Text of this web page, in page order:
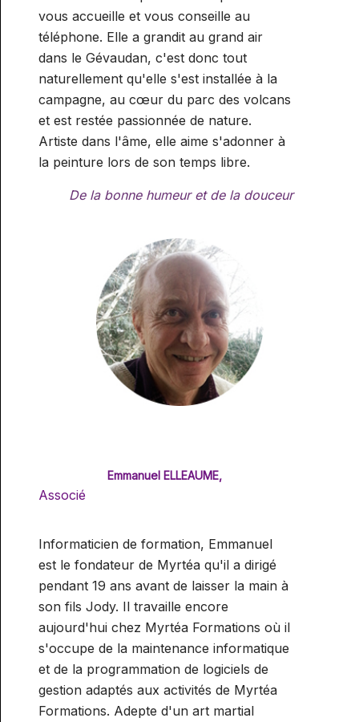
vous accueille et vous conseille au
téléphone. Elle a grandit au grand air
dans le Gévaudan, c'est donc tout
naturellement qu'elle s'est installée à la
campagne, au cœur du parc des volcans
et est restée passionnée de nature.
Artiste dans l'âme, elle aime s'adonner à
la peinture lors de son temps libre.
De la bonne humeur et de la douceur
Emmanuel ELLEAUME,
Associé
Informaticien de formation, Emmanuel
est le fondateur de Myrtéa qu'il a dirigé
pendant 19 ans avant de laisser la main à
son fils Jody. Il travaille encore
aujourd'hui chez Myrtéa Formations où il
s'occupe de la maintenance informatique
et de la programmation de logiciels de
gestion adaptés aux activités de Myrtéa
Formations. Adepte d'un art martial